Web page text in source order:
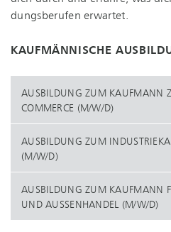
dungs­be­ru­fen erwartet.
KAUFMÄNNISCHE
AUSBILDUNG ZUM KAUFMANN
COMMERCE (M/W/D)
AUSBILDUNG ZUM
(M/W/D)
AUSBILDUNG ZUM KAUFMANN
ND AUSSENHANDEL (M/W/D)